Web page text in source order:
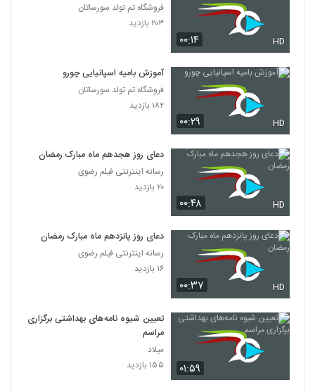
۰۰:۱۴ HD
فروشگاه تم تولد سورساتان
۲۰۳ بازدید
۰۰:۲۹ HD
آموزش بامیه اسپانیایی چورو
فروشگاه تم تولد سورساتان
۱۸۲ بازدید
۰۰:۴۸ HD
دعای روز هجدهم ماه مبارک رمضان
رسانه اینترنتی فیلم رضوی
۲۰ بازدید
۰۰:۳۷ HD
دعای روز پانزدهم ماه مبارک رمضان
رسانه اینترنتی فیلم رضوی
۱۶ بازدید
۰۱:۵۹
تعیین شیوه نامه‌های بهداشتی برگزاری
مراسم
میلاد
۱۵۵ بازدید